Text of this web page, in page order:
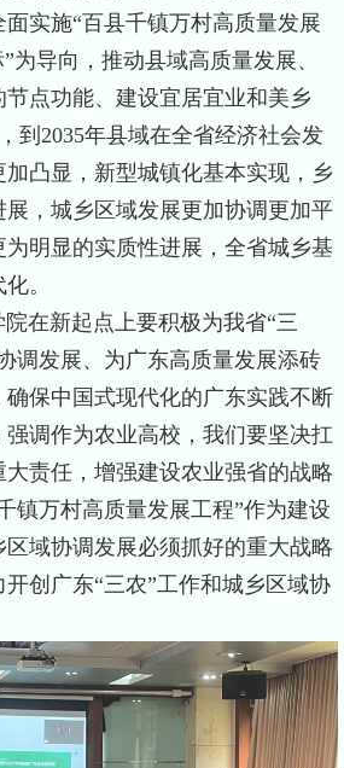
面实施“百县千镇万村高质量发展
为导向，推动县域高质量发展、
点功能、建设宜居宜业和美乡
，到 2035年县域在全省经济社会发
凸显，新型城镇化基本实现，乡
，城乡区域发展更加协调更加平
明显的实质性进展，全省城乡基
。
新起点上要积极为我省“三
调发展、为广东高质量发展添砖
保中国式现代化的广东实践不断
调作为农业高校，我们要坚决扛
责任，增强建设农业强省的战略
镇万村高质量发展工程”作为建设
域协调发展必须抓好的重大战略
创广东“三农”工作和城乡区域协